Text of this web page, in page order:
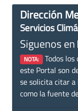
Dirección
Servicios
Siguenos en
NOTA: Todos los
este Portal son
se solicita citar a
como la fuente